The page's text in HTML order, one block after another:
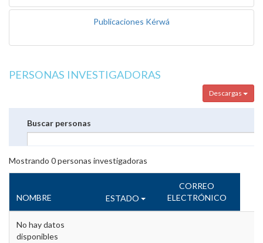
Publicaciones Kérwá
PERSONAS INVESTIGADORAS
Descargas
Buscar personas
Mostrando 0personas investigadoras
NOMBRE ESTADO
CORREO
ELECTRÓNICO
No hay datos
disponibles